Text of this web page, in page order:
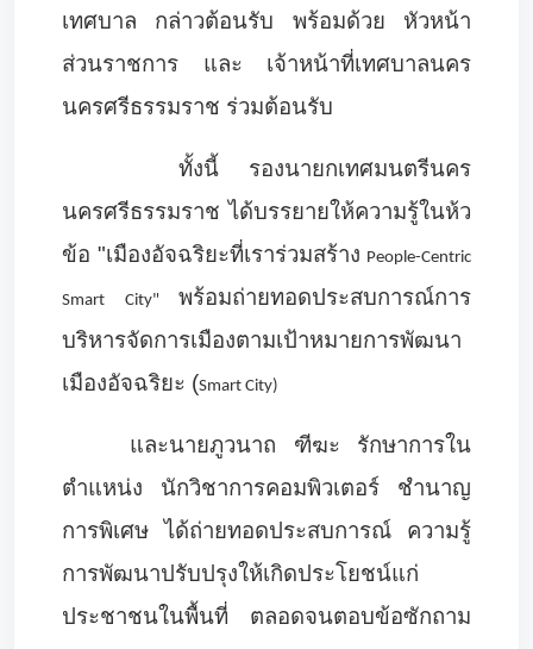
เทศบาล กล่าวต้อนรับ พร้อมด้วย หัวหน้า
ส่วนราชการ และ เจ้าหน้าที่เทศบาลนคร
นครศรีธรรมราช ร่วมต้อนรับ
ทั้งนี้ รองนายกเทศมนตรีนคร
นครศรีธรรมราช ได้บรรยายให้ความรู้ในห้ว
ข้อ "เมืองอัจฉริยะที่เราร่วมสร้าง People-Centric
Smart City" พร้อมถ่ายทอดประสบการณ์การ
บริหารจัดการเมืองตามเป้าหมายการพัฒนา
เมืองอัจฉริยะ (Smart City)
และนายภูวนาถ ฑีฆะ รักษาการใน
ตำแหน่ง นักวิชาการคอมพิวเตอร์ ชำนาญ
การพิเศษ ได้ถ่ายทอดประสบการณ์ ความรู้
การพัฒนาปรับปรุงให้เกิดประโยชน์แก่
ประชาชนในพื้นที่ ตลอดจนตอบข้อซักถาม